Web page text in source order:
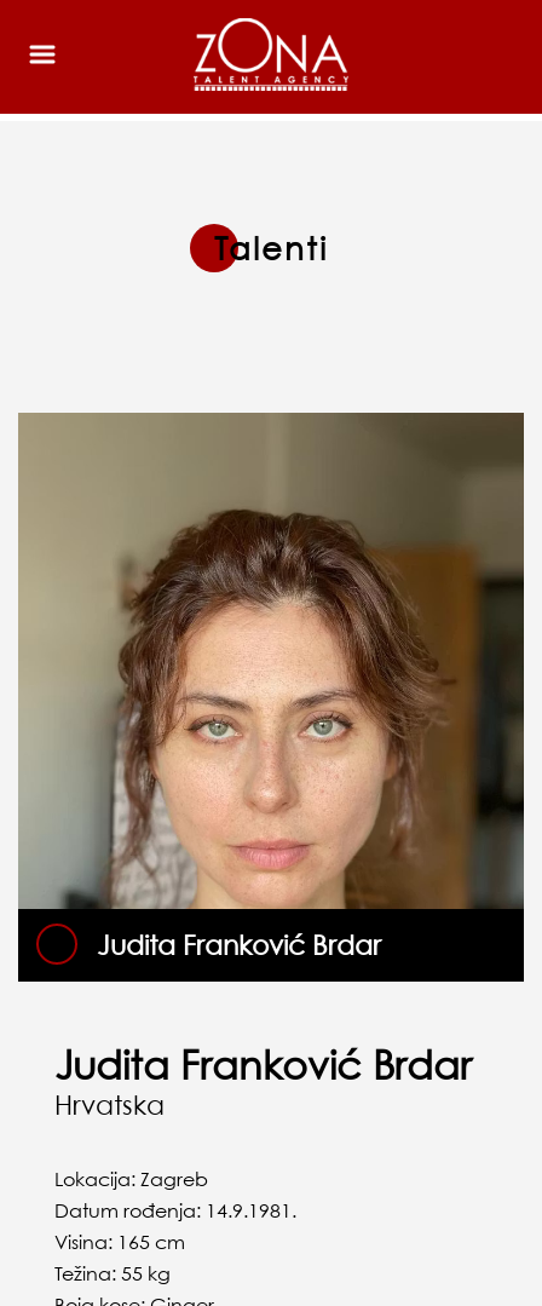
Talenti
Judita Franković Brdar
Judita Franković Brdar
Hrvatska
Lokacija: Zagreb
Datum rođenja: 14.9.1981.
Visina: 165 cm
Težina: 55 kg